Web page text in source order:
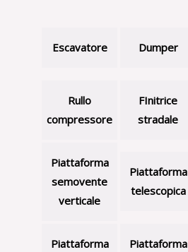
Escavatore Dumper
Rullo
compressore
FInitrice
stradale
Piattaforma
semovente
verticale
Piattaforma
telescopica
Piattaforma
Piattaforma